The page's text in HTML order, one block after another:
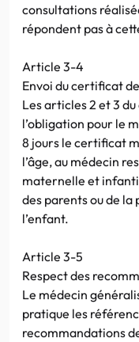
consultations
répondent pas à
Article 3-4
Envoi du certificat
Les articles 2 et 3
l’obligation pour le
8 jours le certificat
l’âge, au médecin
maternelle et
des parents ou de la
l’enfant.
Article 3-5
Respect des
Le médecin
pratique les
recommandations